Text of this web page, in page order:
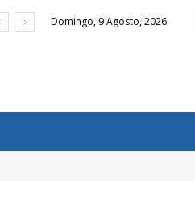
Domingo, 9 Agosto, 2026